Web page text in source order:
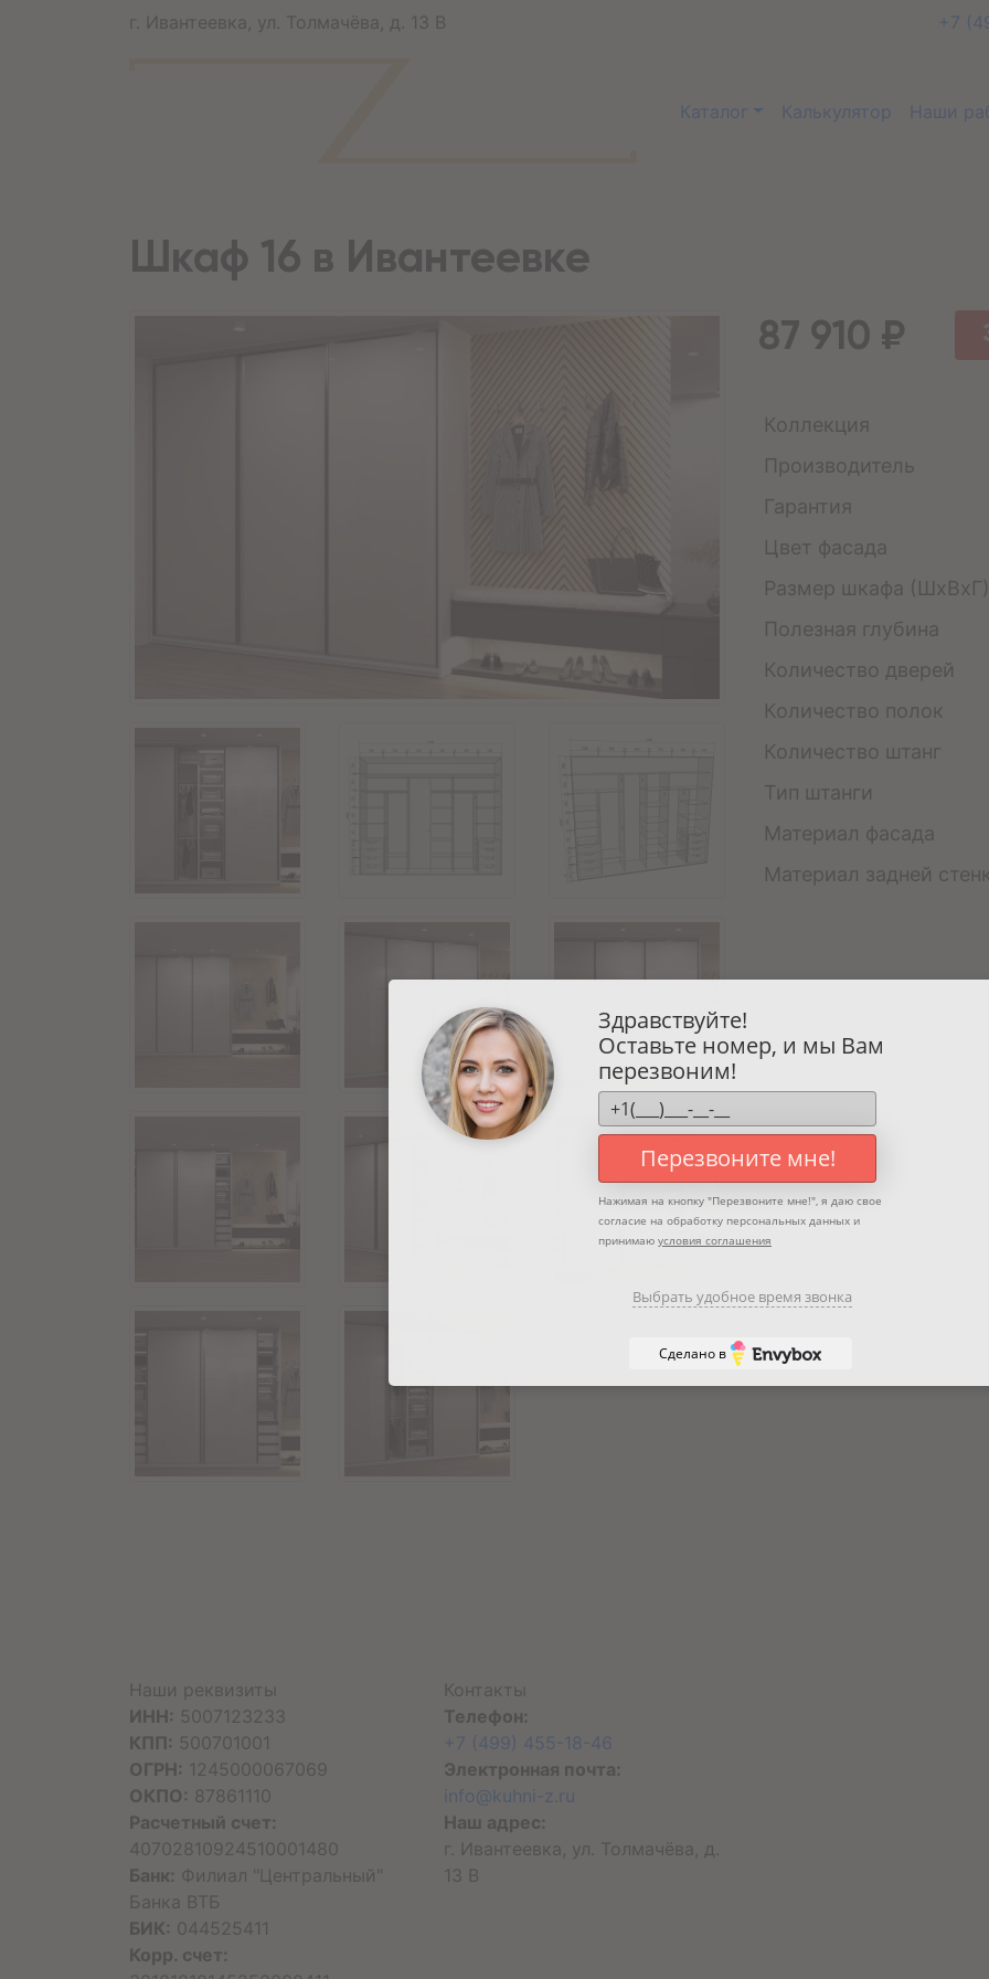
г. Ивантеевка, ул. Толмачёва, д. 13 В +7
Каталог Калькулятор Наши
Шкаф 16 в Ивантеевке
87 910 ₽
Коллекция
Производитель
Гарантия
Цвет фасада
Размер шкафа (ШхВхГ)
Полезная глубина
Количество дверей
Количество полок
Количество штанг
Тип штанги
Материал фасада
Материал задней
Наши реквизиты
ИНН: 5007123233
КПП: 500701001
ОГРН: 1245000067069
ОКПО: 87861110
Расчетный счет:
40702810924510001480
Банк: Филиал "Центральный"
Банка ВТБ
БИК: 044525411
Корр. счет:
Контакты
Телефон:
+7 (499) 455-18-46
Электронная почта:
info@kuhni-z.ru
Наш адрес:
г. Ивантеевка, ул. Толмачёва, д.
13 В
Здравствуйте!
Оставьте номер, и мы Вам
перезвоним!
Перезвоните мне!
Нажимая на кнопку "Перезвоните мне!", я даю свое
согласие на обработку персональных данных и
принимаю условия соглашения
Выбрать удобное время звонка
Сделано в